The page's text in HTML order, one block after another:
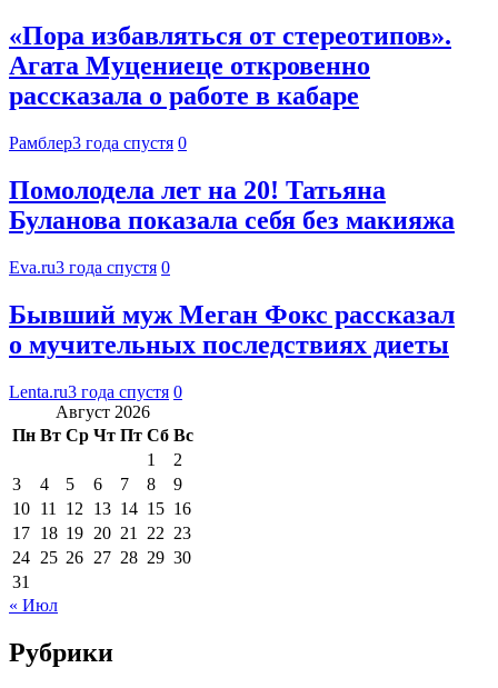
«Пора избавляться от стереотипов».
Агата Муцениеце откровенно
рассказала о работе в кабаре
Рамблер3 года спустя 0
Помолодела лет на 20! Татьяна
Буланова показала себя без макияжа
Eva.ru3 года спустя 0
Бывший муж Меган Фокс рассказал
о мучительных последствиях диеты
Lenta.ru3 года спустя 0
Август 2026
Пн Вт Ср Чт Пт Сб Вс
1
2
3
4 5 6 7 8
9
10 11 12 13 14 15 16
17 18 19 20 21 22 23
24 25 26 27 28 29 30
31
« Июл
Рубрики